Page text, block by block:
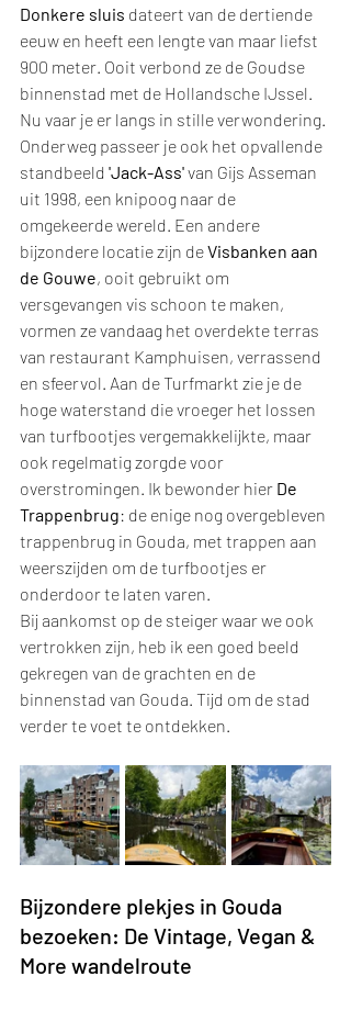
Donkere sluis dateert van de dertiende
eeuw en heeft een lengte van maar liefst
900 meter. Ooit verbond ze de Goudse
binnenstad met de Hollandsche IJssel.
Nu vaar je er langs in stille verwondering.
Onderweg passeer je ook het opvallende
standbeeld 'Jack-Ass' van Gijs Asseman
uit 1998, een knipoog naar de
omgekeerde wereld. Een andere
bijzondere locatie zijn de Visbanken aan
de Gouwe, ooit gebruikt om
versgevangen vis schoon te maken,
vormen ze vandaag het overdekte terras
van restaurant Kamphuisen, verrassend
en sfeervol. Aan de Turfmarkt zie je de
hoge waterstand die vroeger het lossen
van turfbootjes vergemakkelijkte, maar
ook regelmatig zorgde voor
overstromingen. Ik bewonder hier De
Trappenbrug: de enige nog overgebleven
trappenbrug in Gouda, met trappen aan
weerszijden om de turfbootjes er
onderdoor te laten varen.
Bij aankomst op de steiger waar we ook
vertrokken zijn, heb ik een goed beeld
gekregen van de grachten en de
binnenstad van Gouda. Tijd om de stad
verder te voet te ontdekken.
Bijzondere plekjes in Gouda
bezoeken: De Vintage, Vegan &
More wandelroute